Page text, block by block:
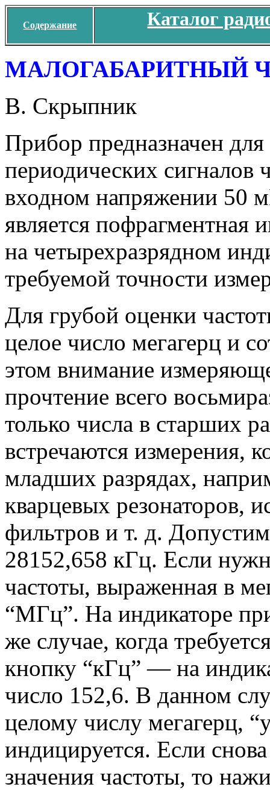
Содержание Каталог
МАЛОГАБАРИТНЫЙ
В. Скрыпник
Прибор предназначен
периодических
входном напряжении 50
является пофрагментная
на четырехразрядном
требуемой точности
Для грубой оценки
целое число мегагерц и
этом внимание
прочтение всего
только числа в старших
встречаются измерения,
младших разрядах,
кварцевых резонаторов,
фильтров и т. д.
28152,658 кГц. Если
частоты, выраженная в
“МГц”. На индикаторе
же случае, когда
кнопку “кГц” — на
число 152,6. В данном
целому числу мегагерц,
индицируется. Если
значения частоты, то